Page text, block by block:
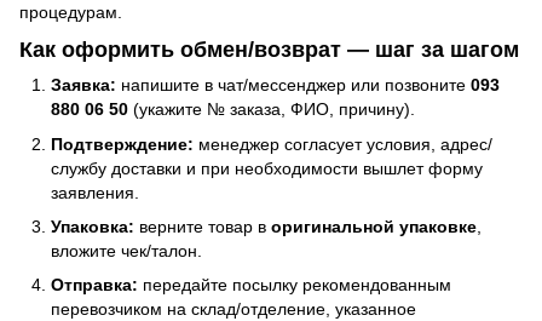
процедурам.
Как оформить обмен/возврат — шаг за шагом
Заявка: напишите в чат/мессенджер или позвоните 093
880 06 50 (укажите № заказа, ФИО, причину).
Подтверждение: менеджер согласует условия, адрес/
службу доставки и при необходимости вышлет форму
заявления.
Упаковка: верните товар в оригинальной упаковке
вложите чек/талон.
Отправка: передайте посылку рекомендованным
перевозчиком на склад/отделение, указанное